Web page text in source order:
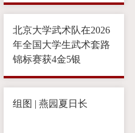
北京大学武术队在2026
年全国大学生武术套路
锦标赛获4金5银
组图 | 燕园夏日长